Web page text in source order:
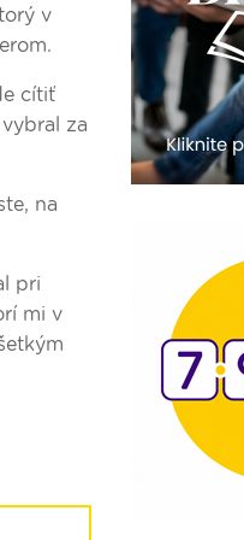
v
cítiť
za
na
pri
mi v